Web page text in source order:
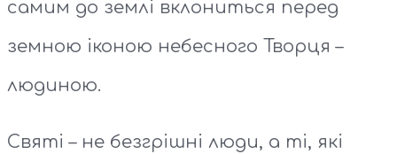
самим до землі вклониться перед
земною іконою небесного Творця –
людиною.
Святі – не безгрішні люди, а ті, які